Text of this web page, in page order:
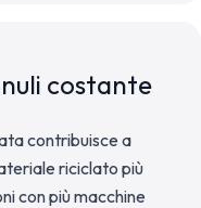
costante
contribuisce a
riciclato più
con più macchine